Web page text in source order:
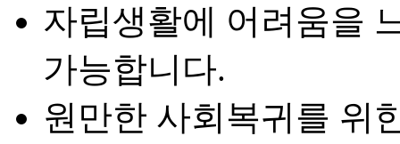
자립생활에 어려움을
가능합니다.
원만한 사회복귀를 위